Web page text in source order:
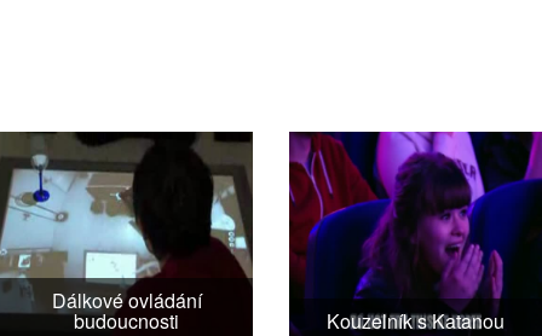
Dálkové ovládání
budoucnosti Kouzelník s Katanou